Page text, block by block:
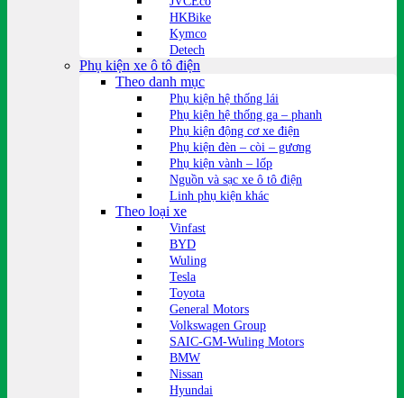
HKBike
Kymco
Detech
Phụ kiện xe ô tô điện
Theo danh mục
Phụ kiện hệ thống lái
Phụ kiện hệ thống ga – phanh
Phụ kiện động cơ xe điện
Phụ kiện đèn – còi – gương
Phụ kiện vành – lốp
Nguồn và sạc xe ô tô điện
Linh phụ kiện khác
Theo loại xe
Vinfast
BYD
Wuling
Tesla
Toyota
General Motors
Volkswagen Group
SAIC-GM-Wuling Motors
BMW
Nissan
Hyundai